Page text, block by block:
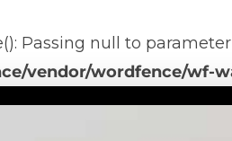
Passing null to
vendor/wordfence/wf-